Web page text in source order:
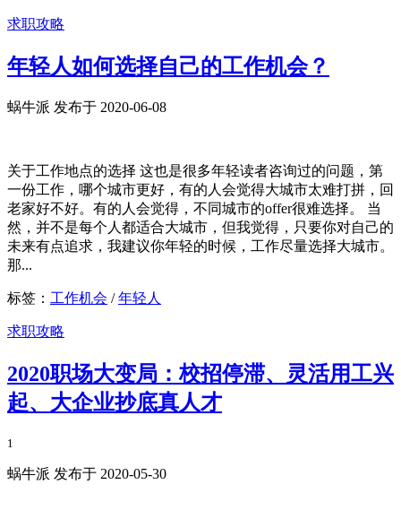
求职攻略
年轻人如何选择自己的工作机会？
蜗牛派 发布于 2020-06-08
关于工作地点的选择 这也是很多年轻读者咨询过的问题，第
一份工作，哪个城市更好，有的人会觉得大城市太难打拼，回
老家好不好。有的人会觉得，不同城市的offer很难选择。 当
然，并不是每个人都适合大城市，但我觉得，只要你对自己的
未来有点追求，我建议你年轻的时候，工作尽量选择大城市。
那...
标签： 工作机会 /年轻人
求职攻略
2020职场大变局：校招停滞、灵活用工兴
起、大企业抄底真人才
1
蜗牛派 发布于 2020-05-30